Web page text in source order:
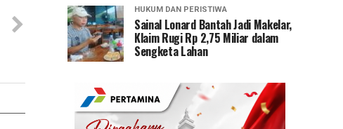
HUKUM DAN PERISTIWA
Sainal Lonard Bantah Jadi Makelar,
Klaim Rugi Rp 2,75 Miliar dalam
Sengketa Lahan